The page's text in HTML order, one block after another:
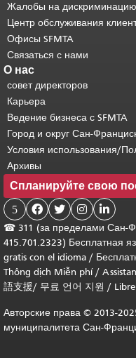
Жалобы на дискриминацию
Центр обслуживания
Офисы SFMTA
Связаться с нами
О нас
совет директоров
Карьера
Ведение бизнеса с SFMTA
Город и округ Сан-
Условия использования/
Архивы
Спланируйте свою
5    
☎ 311 (за пределами Сан-
415.701.2323) Бесплатная
gratis con el idioma /
Thông dịch Miễn phí/
語支援/ 무료 언어 지원 /
Авторские права © 2013-
муниципалитета Сан-